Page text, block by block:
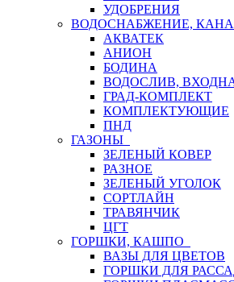
УДОБРЕНИЯ
ВОДОСНАБЖЕНИЕ,
АКВАТЕК
АНИОН
БОДИНА
ВОДОСЛИВ,
ГРАД-КОМПЛЕКТ
КОМПЛЕКТУЮЩИЕ
ПНД
ГАЗОНЫ
ЗЕЛЕНЫЙ КОВЕР
РАЗНОЕ
ЗЕЛЕНЫЙ УГОЛОК
СОРТЛАЙН
ТРАВЯНЧИК
ЦГТ
ГОРШКИ, КАШПО
ВАЗЫ ДЛЯ ЦВЕТОВ
ГОРШКИ ДЛЯ